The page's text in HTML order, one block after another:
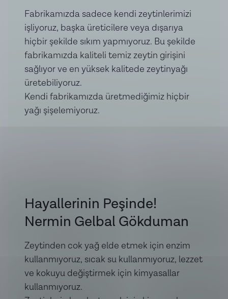
Fabrikamızda sadece kendi zeytinlerimizi
işliyoruz, başka üreticilere veya dışarıya
hiçbir şekilde sıkım yapmıyoruz. Bu şekilde
fabrikamızda kaliteli temiz zeytin girişini
sağlıyor ve en yüksek kalitede zeytinyağı
üretebiliyoruz.
Kendi fabrikamızda üretmediğimiz hiçbir
yağı şişelemiyoruz.
Hayallerinin Peşinde!
Nermin Gelbal Gökduman
Zeytinden cok yağ elde etmek için enzim
kullanmıyoruz, sıcak su kullanmıyoruz, lezzet
ve kokuyu değiştirmek için kimyasallar
kullanmıyoruz.